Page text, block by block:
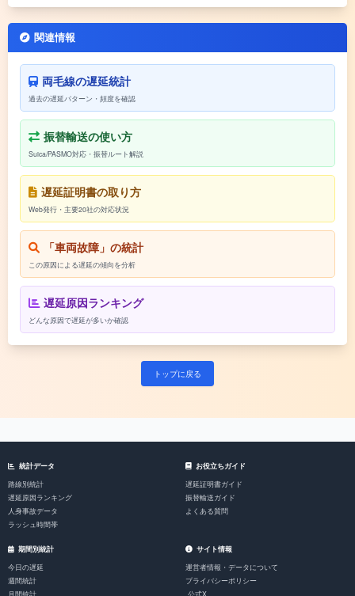
関連情報
両毛線の遅延統計
過去の遅延パターン・頻度を確認
振替輸送の使い方
Suica/PASMO対応・振替ルート解説
遅延証明書の取り方
Web発行・主要20社の対応状況
「車両故障」の統計
この原因による遅延の傾向を分析
遅延原因ランキング
どんな原因で遅延が多いか確認
トップに戻る
統計データ
路線別統計
遅延原因ランキング
人身事故データ
ラッシュ時間帯
お役立ちガイド
遅延証明書ガイド
振替輸送ガイド
よくある質問
期間別統計
今日の遅延
週間統計
月間統計
サイト情報
運営者情報・データについて
プライバシーポリシー
公式X